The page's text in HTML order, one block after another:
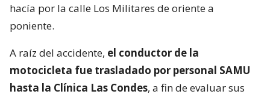
hacía por la calle Los Militares de oriente a
poniente.
A raíz del accidente, el conductor de la
motocicleta fue trasladado por personal SAMU
hasta la Clínica Las Condes, a fin de evaluar sus